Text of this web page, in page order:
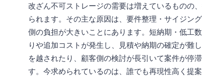
改ざん不可ストレージの需要は増えているものの
られます。その主な原因は、要件整理・サイジン
側の負担が大きいことにあります。短納期・低工
りや追加コストが発生し、見積や納期の確定が難
を越されたり、顧客側の検討が長引いて案件が停
す。今求められているのは、誰でも再現性高く提